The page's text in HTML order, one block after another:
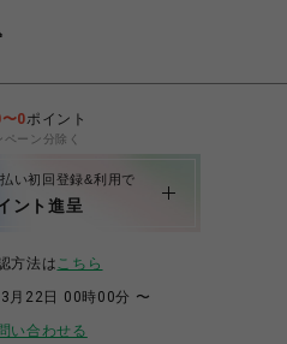
〜0ポイント
ーン分除く
い初回登録&利用で
ント進呈
方法はこちら
月22日 00時00分 〜
問い合わせる